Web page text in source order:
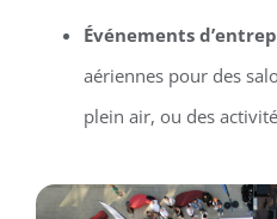
Événements
aériennes pour des
plein air, ou des